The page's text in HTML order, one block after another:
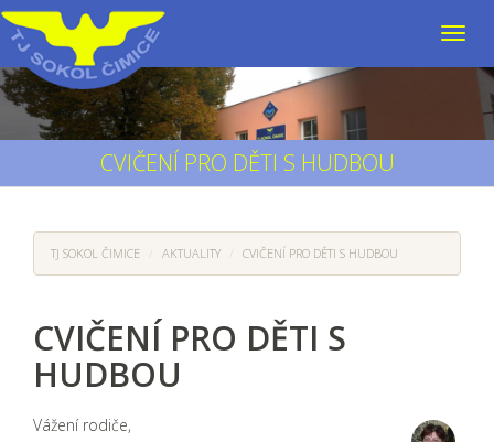
CVIČENÍ PRO DĚTI S HUDBOU
TJ SOKOL ČIMICE AKTUALITY CVIČENÍ PRO DĚTI S HUDBOU
CVIČENÍ PRO DĚTI S
HUDBOU
Vážení rodiče,